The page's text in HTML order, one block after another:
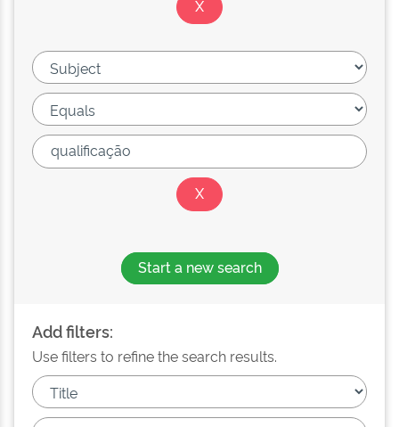
Start a new search
Add filters:
Use filters to refine the search results.